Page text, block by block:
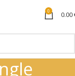
0 0.00